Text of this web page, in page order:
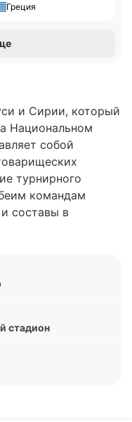
Греция
и Сирии, который
Национальном
собой
турнирного
командам
составы в
на последних
две ничьи и одно
стадион